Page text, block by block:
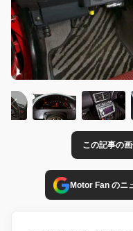
この記事の
Motor Fan のニ